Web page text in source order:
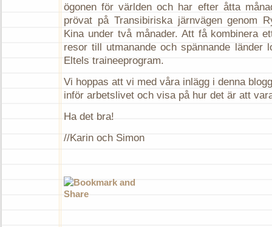
ögonen för världen och har efter åtta
prövat på Transibiriska järnvägen genom
Kina under två månader. Att få kombinera
resor till utmanande och spännande länder
Eltels traineeprogram.
Vi hoppas att vi med våra inlägg i denna
inför arbetslivet och visa på hur det är att
Ha det bra!
//Karin och Simon